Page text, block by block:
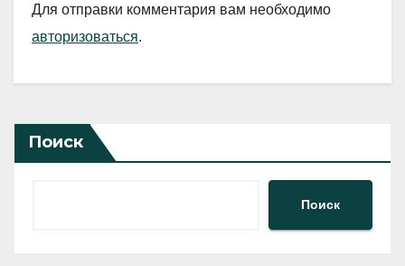
Для отправки комментария вам необходимо
авторизоваться.
Поиск
Поиск